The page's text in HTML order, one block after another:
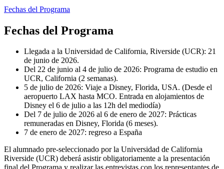
Fechas del Programa
Fechas del Programa
Llegada a la Universidad de California, Riverside (UCR): 21
de junio de 2026.
Del 22 de junio al 4 de julio de 2026: Programa de estudio en
UCR, California (2 semanas).
5 de julio de 2026: Viaje a Disney, Florida, USA. (Desde el
aeropuerto LAX hasta MCO. Entrada en alojamientos de
Disney el 6 de julio a las 12h del mediodía)
Del 7 de julio de 2026 al 6 de enero de 2027: Prácticas
remuneradas en Disney, Florida (6 meses).
7 de enero de 2027: regreso a España
El alumnado pre-seleccionado por la Universidad de California
Riverside (UCR) deberá asistir obligatoriamente a la presentación